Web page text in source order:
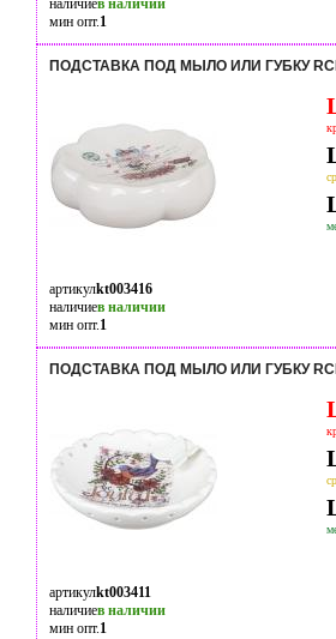
наличиев наличии
мин опт.1
ПОДСТАВКА ПОД МЫЛО ИЛИ ГУБКУ
артикулkt003416
наличиев наличии
мин опт.1
ПОДСТАВКА ПОД МЫЛО ИЛИ ГУБКУ
артикулkt003411
наличиев наличии
мин опт.1